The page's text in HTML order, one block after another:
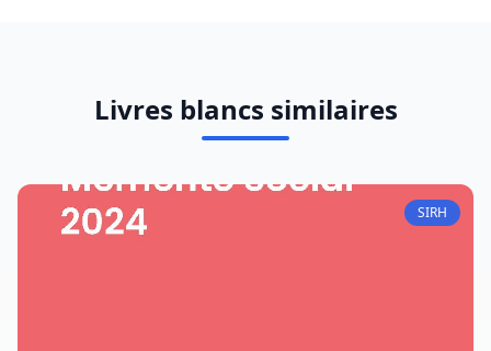
Livres blancs similaires
SIRH